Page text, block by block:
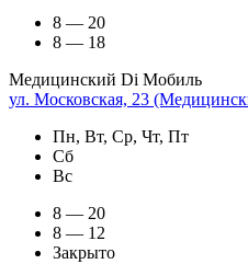
8 — 20
8 — 18
Медицинский Di Мобиль
ул. Московская, 23
Пн, Вт, Ср, Чт, Пт
Сб
Вс
8 — 20
8 — 12
Закрыто